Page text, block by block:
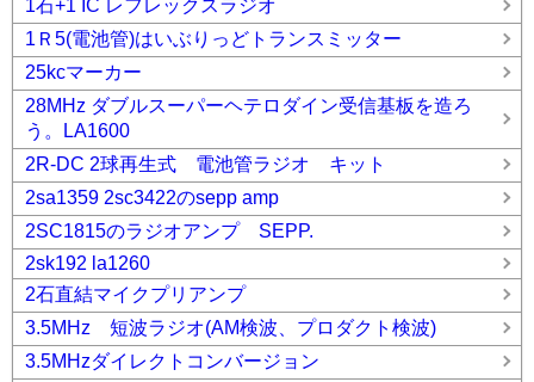
1石+1 IC レフレックスラジオ
1Ｒ5(電池管)はいぶりっどトランスミッター
25kcマーカー
28MHz ダブルスーパーヘテロダイン受信基板を造ろ
う。LA1600
2R-DC 2球再生式 電池管ラジオ キット
2sa1359 2sc3422のsepp amp
2SC1815のラジオアンプ SEPP.
2sk192 la1260
2石直結マイクプリアンプ
3.5MHz 短波ラジオ(AM検波、プロダクト検波)
3.5MHzダイレクトコンバージョン